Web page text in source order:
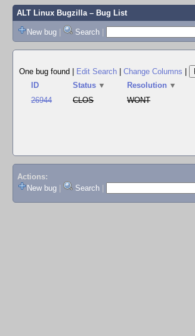
ALT Linux Bugzilla– Bug List
New bug | Search |
One bug found
Edit Search Change Columns
ID
Status ▼ Resolution ▼
26944
CLOS WONT
Actions:
New bug
Search